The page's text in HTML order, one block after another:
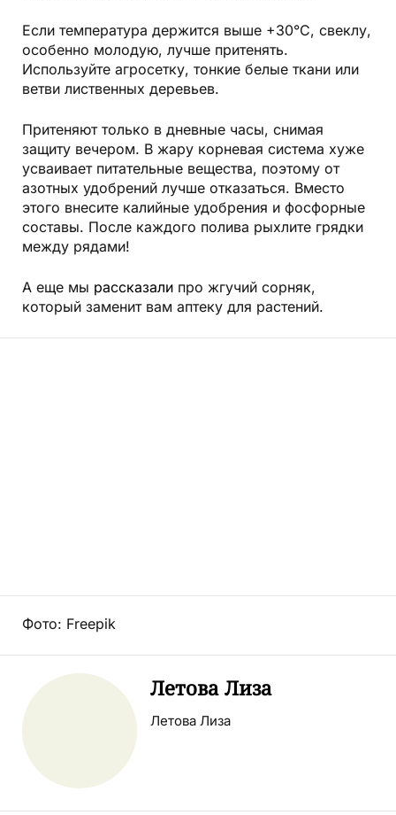
Если температура держится выше +30°C, свеклу,
особенно молодую, лучше притенять.
Используйте агросетку, тонкие белые ткани или
ветви лиственных деревьев.
Притеняют только в дневные часы, снимая
защиту вечером. В жару корневая система хуже
усваивает питательные вещества, поэтому от
азотных удобрений лучше отказаться. Вместо
этого внесите калийные удобрения и фосфорные
составы. После каждого полива рыхлите грядки
между рядами!
А еще мы рассказали про жгучий сорняк,
который заменит вам аптеку для растений.
Фото: Freepik
Летова Лиза
Летова Лиза